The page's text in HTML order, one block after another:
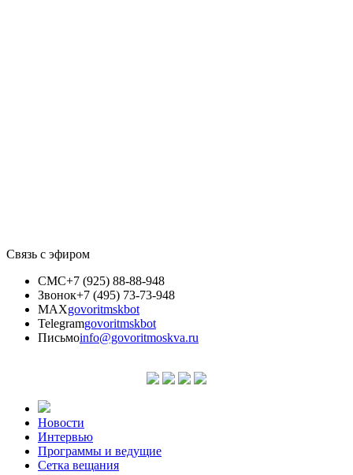
Связь с эфиром
СМС+7 (925) 88-88-948
Звонок+7 (495) 73-73-948
MAXgovoritmskbot
Telegramgovoritmskbot
Письмоinfo@govoritmoskva.ru
Новости
Интервью
Программы и ведущие
Сетка вещания